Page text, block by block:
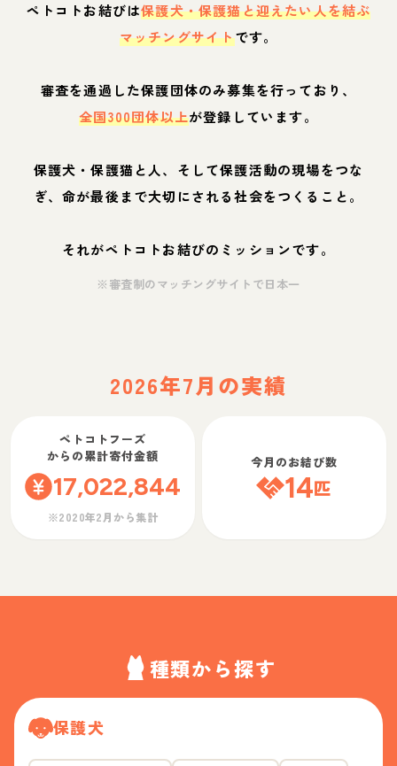
ペトコトお結びは保護犬・保護猫と迎えたい人を結ぶ
マッチングサイトです。
審査を通過した保護団体のみ募集を行っており、
全国300団体以上が登録しています。
保護犬・保護猫と人、そして保護活動の現場をつな
ぎ、命が最後まで大切にされる社会をつくること。
それがペトコトお結びのミッションです。
※審査制のマッチングサイトで日本一
2026年7月の実績
ペトコトフーズ
からの累計寄付金額
17,022,844
※2020年2月から集計
今月のお結び数
14匹
種類から探す
保護犬